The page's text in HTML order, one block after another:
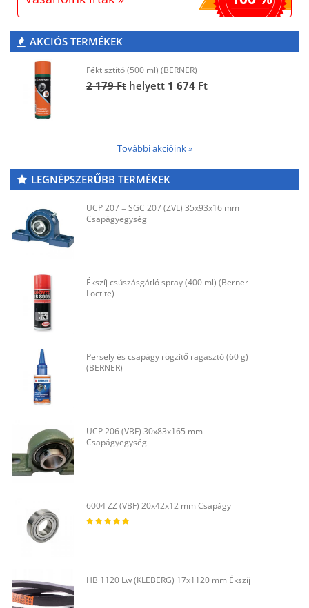
AKCIÓS TERMÉKEK
Féktisztító (500 ml) (BERNER)
2 179 Ft helyett 1 674 Ft
További akcióink »
LEGNÉPSZERŰBB TERMÉKEK
UCP 207 = SGC 207 (ZVL) 35x93x16 mm
Csapágyegység
Ékszíj csúszásgátló spray (400 ml) (Berner-
Loctite)
Persely és csapágy rögzítő ragasztó (60 g)
(BERNER)
UCP 206 (VBF) 30x83x165 mm
Csapágyegység
6004 ZZ (VBF) 20x42x12 mm Csapágy
HB 1120 Lw (KLEBERG) 17x1120 mm Ékszíj